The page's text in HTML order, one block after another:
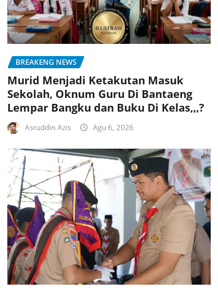
BREAKENG NEWS
Murid Menjadi Ketakutan Masuk
Sekolah, Oknum Guru Di Bantaeng
Lempar Bangku dan Buku Di Kelas,,,?
Asruddin Azis Agu 6, 2026